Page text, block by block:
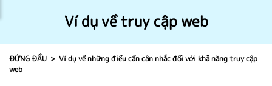
Ví dụ về truy cập web
ĐỨNG ĐẦU
Ví dụ về những điều cần cân nhắc đối với khả năng truy cập
web